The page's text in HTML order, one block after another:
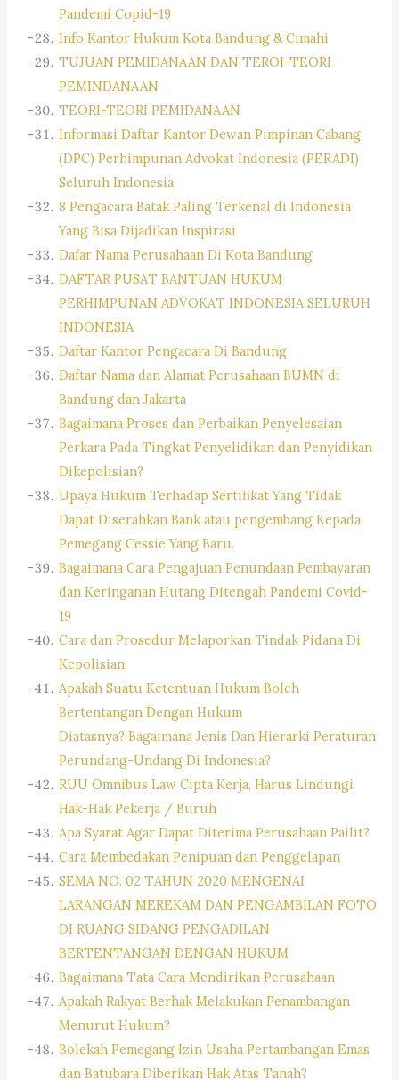
Pandemi Copid-19
Info Kantor Hukum Kota Bandung & Cimahi
TUJUAN PEMIDANAAN DAN TEROI-TEORI
PEMINDANAAN
TEORI-TEORI PEMIDANAAN
Informasi Daftar Kantor Dewan Pimpinan Cabang
(DPC) Perhimpunan Advokat Indonesia (PERADI)
Seluruh Indonesia
8 Pengacara Batak Paling Terkenal di Indonesia
Yang Bisa Dijadikan Inspirasi
Dafar Nama Perusahaan Di Kota Bandung
DAFTAR PUSAT BANTUAN HUKUM
PERHIMPUNAN ADVOKAT INDONESIA SELURUH
INDONESIA
Daftar Kantor Pengacara Di Bandung
Daftar Nama dan Alamat Perusahaan BUMN di
Bandung dan Jakarta
Bagaimana Proses dan Perbaikan Penyelesaian
Perkara Pada Tingkat Penyelidikan dan Penyidikan
Dikepolisian?
Upaya Hukum Terhadap Sertifikat Yang Tidak
Dapat Diserahkan Bank atau pengembang Kepada
Pemegang Cessie Yang Baru.
Bagaimana Cara Pengajuan Penundaan Pembayaran
dan Keringanan Hutang Ditengah Pandemi Covid-
19
Cara dan Prosedur Melaporkan Tindak Pidana Di
Kepolisian
Apakah Suatu Ketentuan Hukum Boleh
Bertentangan Dengan Hukum
Diatasnya? Bagaimana Jenis Dan Hierarki Peraturan
Perundang-Undang Di Indonesia?
RUU Omnibus Law Cipta Kerja, Harus Lindungi
Hak-Hak Pekerja / Buruh
Apa Syarat Agar Dapat Diterima Perusahaan Pailit?
Cara Membedakan Penipuan dan Penggelapan
SEMA NO. 02 TAHUN 2020 MENGENAI
LARANGAN MEREKAM DAN PENGAMBILAN FOTO
DI RUANG SIDANG PENGADILAN
BERTENTANGAN DENGAN HUKUM
Bagaimana Tata Cara Mendirikan Perusahaan
Apakah Rakyat Berhak Melakukan Penambangan
Menurut Hukum?
Bolekah Pemegang Izin Usaha Pertambangan Emas
dan Batubara Diberikan Hak Atas Tanah?